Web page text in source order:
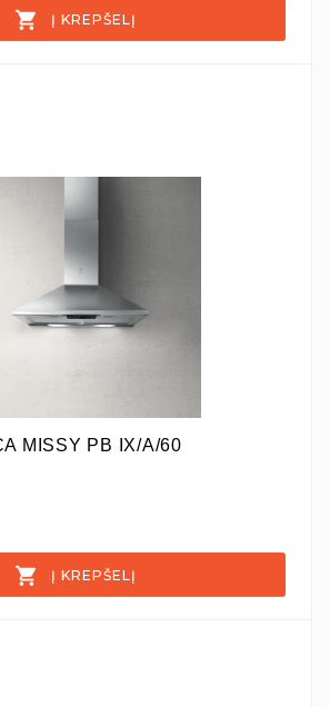
Į KREPŠELĮ
MISSY PB IX/A/60
Į KREPŠELĮ